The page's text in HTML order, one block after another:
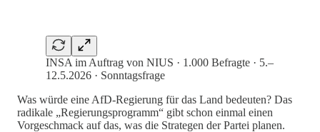
INSA im Auftrag von NIUS · 1.000 Befragte · 5.–
12.5.2026 · Sonntagsfrage
Was würde eine AfD-Regierung für das Land bedeuten? Das
radikale „Regierungsprogramm“ gibt schon einmal einen
Vorgeschmack auf das, was die Strategen der Partei planen.